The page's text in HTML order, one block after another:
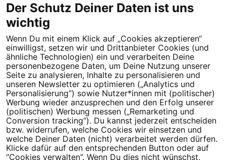
Dein Engagement macht den Unterschied. Schließe Dich 4,5
Millionen Menschen an.
Newsletter bestellen
Campact e.V.
IBAN DE95 2‍5‍1‍2 0‍5‍1‍0 6‍9‍8‍0 0‍0‍0‍0 0‍0
SozialBank
Der Schutz Deiner Daten ist uns
wichtig
Wenn Du mit einem Klick auf „Cookies akzeptieren“
einwilligst, setzen wir und Drittanbieter Cookies (und
ähnliche Technologien) ein und verarbeiten Deine
personenbezogene Daten, um Deine Nutzung unserer
Seite zu analysieren, Inhalte zu personalisieren und
unseren Newsletter zu optimieren („Analytics und
Personalisierung“) sowie Nutzer*innen mit (politischer)
Werbung wieder anzusprechen und den Erfolg unserer
(politischen) Werbung messen („Remarketing und
Conversion tracking“). Du kannst jederzeit entscheiden
bzw. widerrufen, welche Cookies wir einsetzen und
welche Deiner Daten (nicht) verarbeitet werden dürfen.
Klicke dafür auf den entsprechenden Button oder auf
“Cookies verwalten”. Wenn Du dies nicht wünschst,